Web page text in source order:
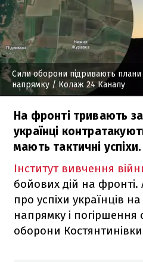
Сили оборони підривають
напрямку / Колаж 24 Каналу
На фронті тривають
українці
мають тактичні успіхи.
Інститут вивчення
бойових дій на фронті.
про успіхи українців
напрямку і погіршення
оборони